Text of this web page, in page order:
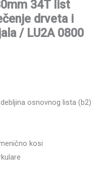
34T list
drveta i
/ LU2A 0800
osnovnog lista (b2)
kosi